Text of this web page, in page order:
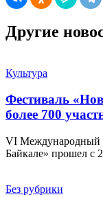
Другие
Культура
Фестиваль
более 700
VI Международный
Байкале» прошел с
Без рубрики